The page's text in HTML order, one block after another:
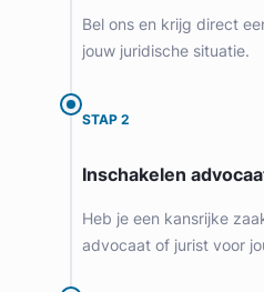
Bel ons en krijg direct
jouw juridische situatie.
STAP 2
Inschakelen
Heb je een kansrijke
advocaat of jurist voor